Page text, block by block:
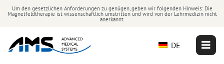
Um den gesetzlichen Anforderungen zu genügen, geben wir folgenden Hinweis: Die
Magnetfeldtherapie ist wissenschaftlich umstritten und wird von der Lehrmedizin nicht
anerkannt.
DE